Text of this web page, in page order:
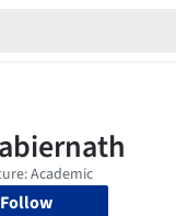
Follow